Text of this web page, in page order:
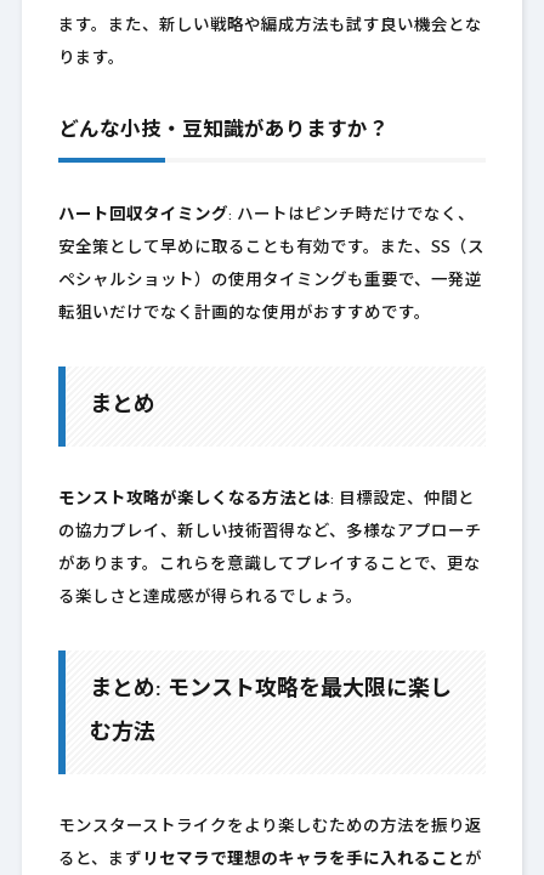
ます。また、新しい戦略や編成方法も試す良い機会とな
ります。
どんな小技・豆知識がありますか？
ハート回収タイミング: ハートはピンチ時だけでなく、
安全策として早めに取ることも有効です。また、SS（ス
ペシャルショット）の使用タイミングも重要で、一発逆
転狙いだけでなく計画的な使用がおすすめです。
まとめ
モンスト攻略が楽しくなる方法とは: 目標設定、仲間と
の協力プレイ、新しい技術習得など、多様なアプローチ
があります。これらを意識してプレイすることで、更な
る楽しさと達成感が得られるでしょう。
まとめ: モンスト攻略を最大限に楽し
む方法
モンスターストライクをより楽しむための方法を振り返
ると、まず リセマラで理想のキャラを手に入れること が